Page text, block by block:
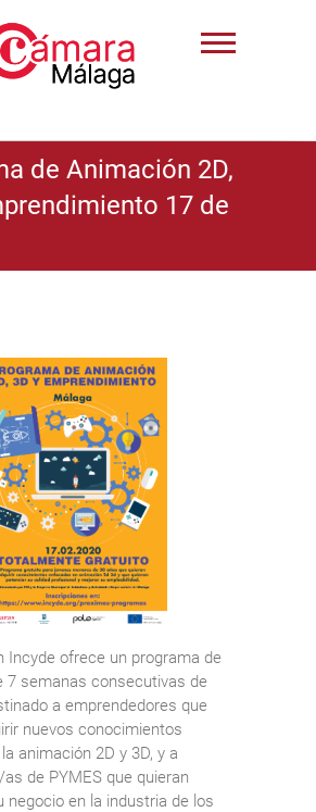
de Animación 2D,
17 de
Incyde ofrece un programa de
7 semanas consecutivas de
a emprendedores que
nuevos conocimientos
animación 2D y 3D, y a
de PYMES que quieran
negocio en la industria de los